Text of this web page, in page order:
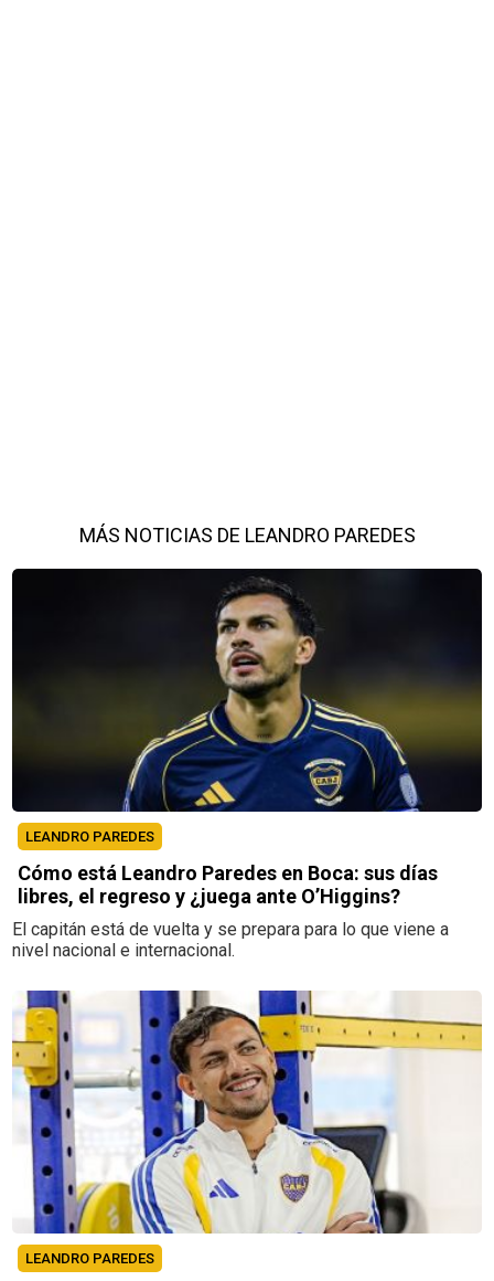
MÁS NOTICIAS DE LEANDRO PAREDES
LEANDRO PAREDES
Cómo está Leandro Paredes en Boca: sus días
libres, el regreso y ¿juega ante O’Higgins?
El capitán está de vuelta y se prepara para lo que viene a
nivel nacional e internacional.
LEANDRO PAREDES